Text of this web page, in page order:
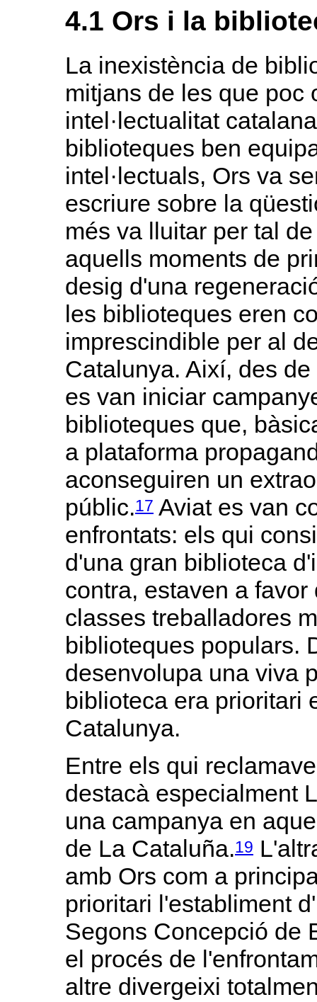
4.1 Ors i la
La inexistència de
mitjans de les que poc
intel·lectualitat
biblioteques ben
intel·lectuals, Ors va
escriure sobre la
més va lluitar per tal
aquells moments de
desig d'una
les biblioteques eren
imprescindible per al
Catalunya. Així, des
es van iniciar
biblioteques que,
a plataforma
aconseguiren un
públic.17 Aviat es van
enfrontats: els qui
d'una gran biblioteca
contra, estaven a
classes treballadores
biblioteques populars.
desenvolupa una viva
biblioteca era prioritari
Catalunya.
Entre els qui
destacà especialment
una campanya en
de La Cataluña.19
amb Ors com a
prioritari l'establiment
Segons Concepció de
el procés de
altre divergeixi